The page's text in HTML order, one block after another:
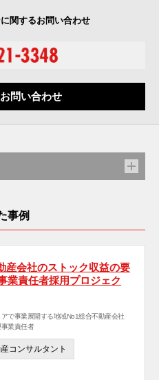
関するお問い合わせ
問い合わせ
事例
産会社のストック収益の要
業責任者採用プロジェク
で事業展開する地域No1総合不動産会社
業責任者
コンサルタント